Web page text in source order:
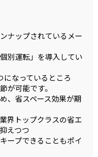
ナップされているメー
別運転」を導入してい
なっているところ
が可能です。
、省スペース効果が期
界トップクラスの省エ
えつつ
ープできることもポイ